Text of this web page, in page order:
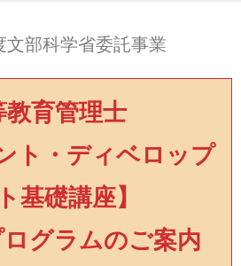
文部科学省委託事業
教育管理士
ト・ディベロップ
基礎講座】
グラムのご案内